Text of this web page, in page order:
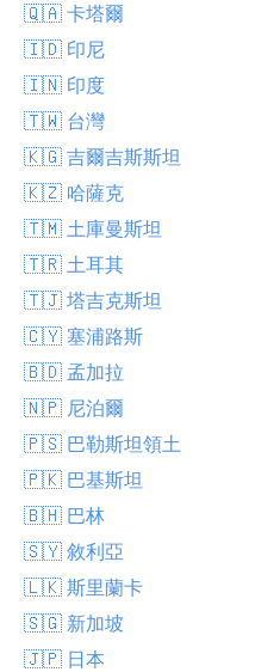
🇶🇦 卡塔爾
🇮🇩 印尼
🇮🇳 印度
🇹🇼 台灣
🇰🇬 吉爾吉斯斯坦
🇰🇿 哈薩克
🇹🇲 土庫曼斯坦
🇹🇷 土耳其
🇹🇯 塔吉克斯坦
🇨🇾 塞浦路斯
🇧🇩 孟加拉
🇳🇵 尼泊爾
🇵🇸 巴勒斯坦領土
🇵🇰 巴基斯坦
🇧🇭 巴林
🇸🇾 敘利亞
🇱🇰 斯里蘭卡
🇸🇬 新加坡
🇯🇵 日本